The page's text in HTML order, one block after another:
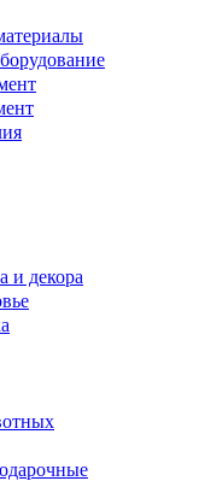
и декора